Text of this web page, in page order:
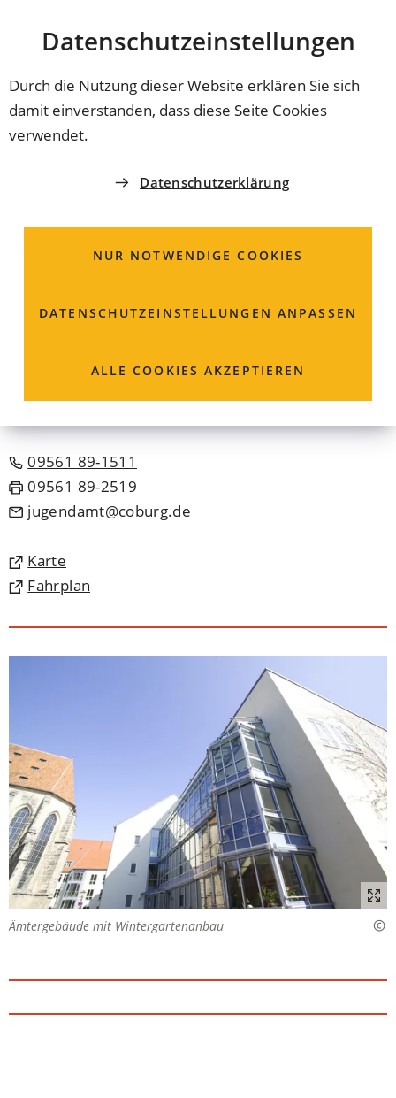
Datenschutz­einstellungen
Durch die Nutzung dieser Website erklären Sie sich
damit einverstanden, dass diese Seite Cookies
verwendet.
Datenschutzerklärung
NUR NOTWENDIGE COOKIES
DATENSCHUTZ­EINSTELLUNGEN ANPASSEN
ALLE COOKIES AKZEPTIEREN
INHALT ANSPRINGEN
Coburg
AMT FÜR JUGEND UND FAMILIE
Dienst (ASD)
Der Allgemeine Soziale Dienst (ASD) ist ein Kernstück
Unterstützung und Entlastung von Familien,
09561 89-1511
09561 89-2519
jugendamt
coburg de
Karte
(Öffnet
in
neuen
Tab)
Fahrplan
(Öffnet
einem
neuen
Ämtergebäude mit Wintergartenanbau